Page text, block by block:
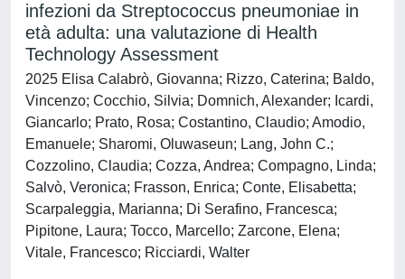
infezioni da Streptococcus pneumoniae in
età adulta: una valutazione di Health
Technology Assessment
2025 Elisa Calabrò, Giovanna; Rizzo, Caterina; Baldo,
Vincenzo; Cocchio, Silvia; Domnich, Alexander; Icardi,
Giancarlo; Prato, Rosa; Costantino, Claudio; Amodio,
Emanuele; Sharomi, Oluwaseun; Lang, John C.;
Cozzolino, Claudia; Cozza, Andrea; Compagno, Linda;
Salvò, Veronica; Frasson, Enrica; Conte, Elisabetta;
Scarpaleggia, Marianna; Di Serafino, Francesca;
Pipitone, Laura; Tocco, Marcello; Zarcone, Elena;
Vitale, Francesco; Ricciardi, Walter